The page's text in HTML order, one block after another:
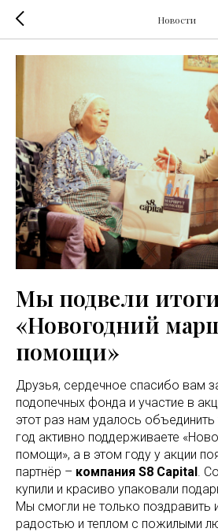
Новости
Мы подвели
«Новогодний
помощи»
Друзья, сердечное спасибо вам
подопечных фонда и участие в
этот раз нам удалось
год активно поддерживаете
помощи», а в этом году у акции
партнёр – компания S8 Capital.
купили и красиво упаковали
Мы смогли не только поздравить
радостью и теплом с пожилыми